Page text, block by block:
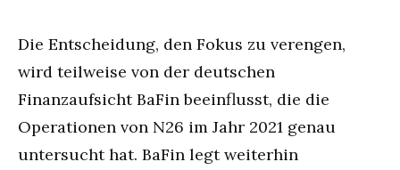
Die Entscheidung, den Fokus zu verengen,
wird teilweise von der deutschen
Finanzaufsicht BaFin beeinflusst, die die
Operationen von N26 im Jahr 2021 genau
untersucht hat. BaFin legt weiterhin